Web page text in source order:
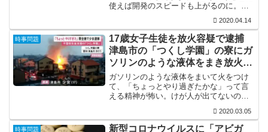
使えば開発のスピードも上がるのに。と
コロナも怖くないんで、開発を急いで欲
しいもんです。
2020.04.14
時事問題
17歳女子生徒を放火容疑で逮捕
津島市の「つくし学園」の寮にガ
ソリンのような液体をまき放火
「ちょっとやり過ぎたかな」
ガソリンのような液体をまいて火をつけ
て、「ちょっとやり過ぎたかな」って言
える精神が怖い。けが人が出てないのが
で。「ちょっと」どころの話やないと思
うんやけど。
2020.03.05
時事問題
新型コロナウイルスに「アビガ